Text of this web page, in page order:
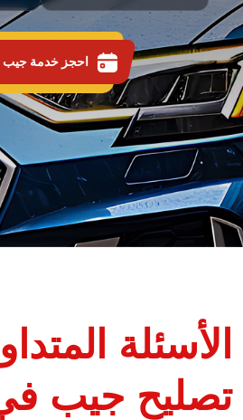
احجز خدمة جيب
الأسئلة
تصليح جيب